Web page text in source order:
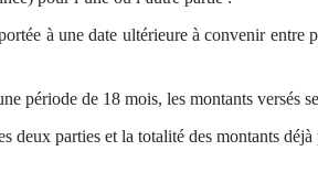
à une date ultérieure à convenir
période de 18 mois, les montants versés
deux parties et la totalité des montants